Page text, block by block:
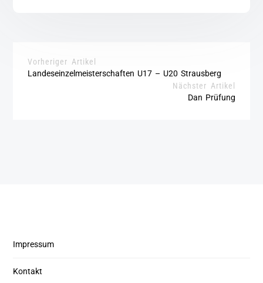
Vorheriger Artikel
Landeseinzelmeisterschaften U17 – U20 Strausberg
Nächster Artikel
Dan Prüfung
Impressum
Kontakt